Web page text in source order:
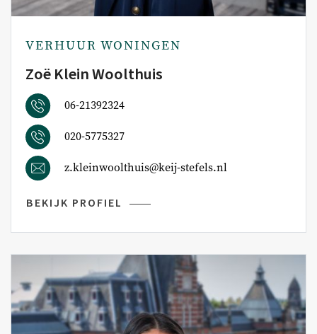
VERHUUR WONINGEN
Zoë Klein Woolthuis
06-21392324
020-5775327
z.kleinwoolthuis@keij-stefels.nl
BEKIJK PROFIEL